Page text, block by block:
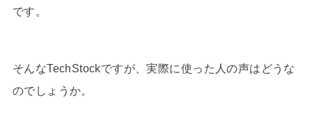
です。
そんなTechStockですが、実際に使った人の声はどうな
のでしょうか。